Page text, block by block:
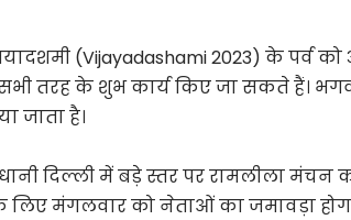
(Vijayadashami 2023) के पर्व
तरह के शुभ कार्य किए जा सकते हैं।
जाता है।
दिल्ली में बड़े स्तर पर रामलीला मंचन
मंगलवार को नेताओं का जमावड़ा होगा।